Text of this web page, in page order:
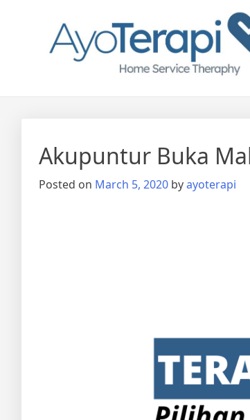
Ayo Terapi
Akupuntur Buka
Posted on March 5, 2020 byayoterapi